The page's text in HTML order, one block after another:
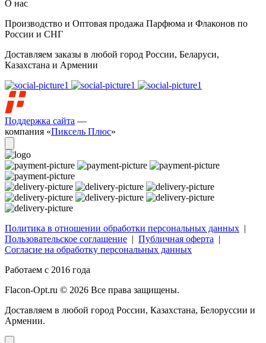
О нас
Производство и Оптовая продажа Парфюма и Флаконов по
России и СНГ
Доставляем заказы в любой город России, Беларуси,
Казахстана и Армении
Поддержка сайта —
компания «Пиксель Плюс»
Политика в отношении обработки персональных данных |
Пользовательское соглашение | Публичная оферта |
Согласие на обработку персональных данных
Работаем с 2016 года
Flacon-Opt.ru © 2026 Все права защищены.
Доставляем в любой город России, Казахстана, Белоруссии и
Армении.